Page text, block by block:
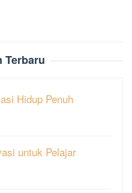
Terbaru
Hidup Penuh
untuk Pelajar